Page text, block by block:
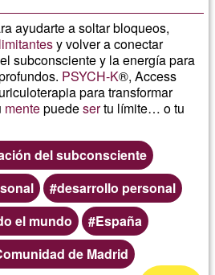
ayudarte a soltar bloqueos,
y volver a conectar
subconsciente y la energía para
PSYCH-K®, Access
para transformar
mentepuedesertu límite… o tu
del subconsciente
desarrollo personal
el mundo
España
de Madrid